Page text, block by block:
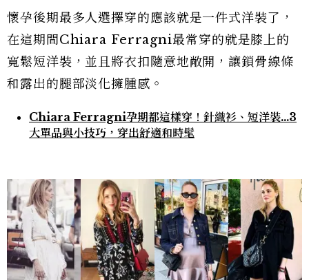
懷孕後期最多人選擇穿的應該就是一件式洋裝了，
在這期間Chiara Ferragni最常穿的就是膝上的
寬鬆短洋裝，並且將衣扣隨意地敞開，讓鎖骨線條
和露出的腿部淡化擁腫感。
Chiara Ferragni孕期都這樣穿！針織衫、短洋裝…3
大單品與小技巧，穿出舒適和時髦